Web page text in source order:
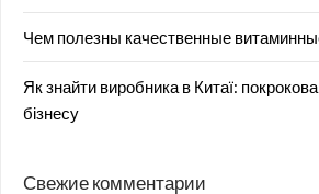
Чем полезны качественные
Як знайти виробника в Китаї: покрокова
бізнесу
Свежие комментарии